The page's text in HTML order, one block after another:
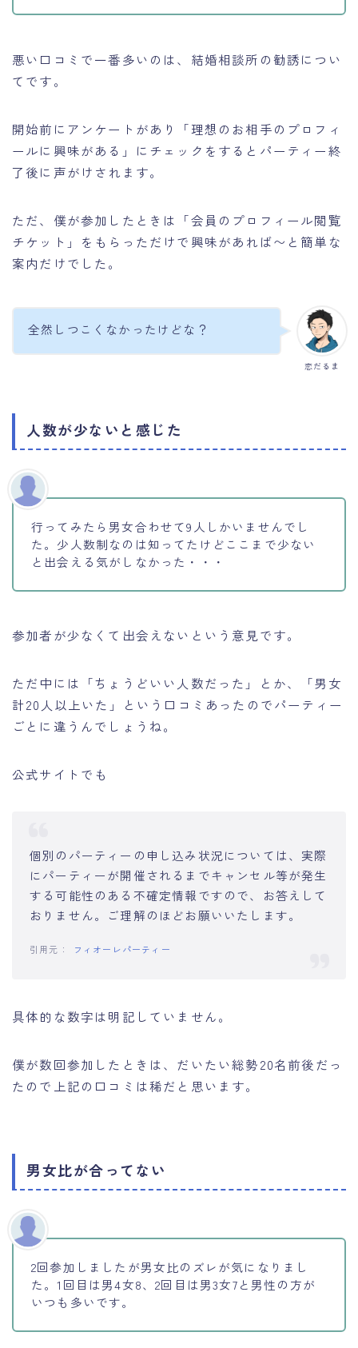
悪い口コミで一番多いのは、結婚相談所の勧誘につい
てです。
開始前にアンケートがあり「理想のお相手のプロフィ
ールに興味がある」にチェックをするとパーティー終
了後に声がけされます。
ただ、僕が参加したときは「会員のプロフィール閲覧
チケット」をもらっただけで興味があれば〜と簡単な
案内だけでした。
恋だるま
全然しつこくなかったけどな？
人数が少ないと感じた
行ってみたら男女合わせて9人しかいませんでし
た。少人数制なのは知ってたけどここまで少ない
と出会える気がしなかった・・・
参加者が少なくて出会えないという意見です。
ただ中には「ちょうどいい人数だった」とか、「男女
計20人以上いた」という口コミあったのでパーティー
ごとに違うんでしょうね。
公式サイトでも
個別のパーティーの申し込み状況については、実際
にパーティーが開催されるまでキャンセル等が発生
する可能性のある不確定情報ですので、お答えして
おりません。ご理解のほどお願いいたします。
フィオーレパーティー
具体的な数字は明記していません。
僕が数回参加したときは、だいたい総勢20名前後だっ
たので上記の口コミは稀だと思います。
男女比が合ってない
2回参加しましたが男女比のズレが気になりまし
た。1回目は男4女8、2回目は男3女7と男性の方が
いつも多いです。